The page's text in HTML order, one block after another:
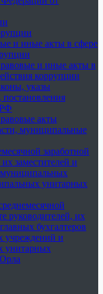
и иные акты в сфере
и иные акты в
коррупции
указы
акты
муниципальные
заработной
заместителей и
муниципальных
унитарных
руководителей, их
бухгалтеров
учреждений и
унитарных